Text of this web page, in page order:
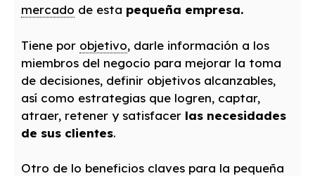
mercado de esta pequeña empresa.
Tiene por objetivo, darle información a los
miembros del negocio para mejorar la toma
de decisiones, definir objetivos alcanzables,
así como estrategias que logren, captar,
atraer, retener y satisfacer las necesidades
de sus clientes.
Otro de lo beneficios claves para la pequeña